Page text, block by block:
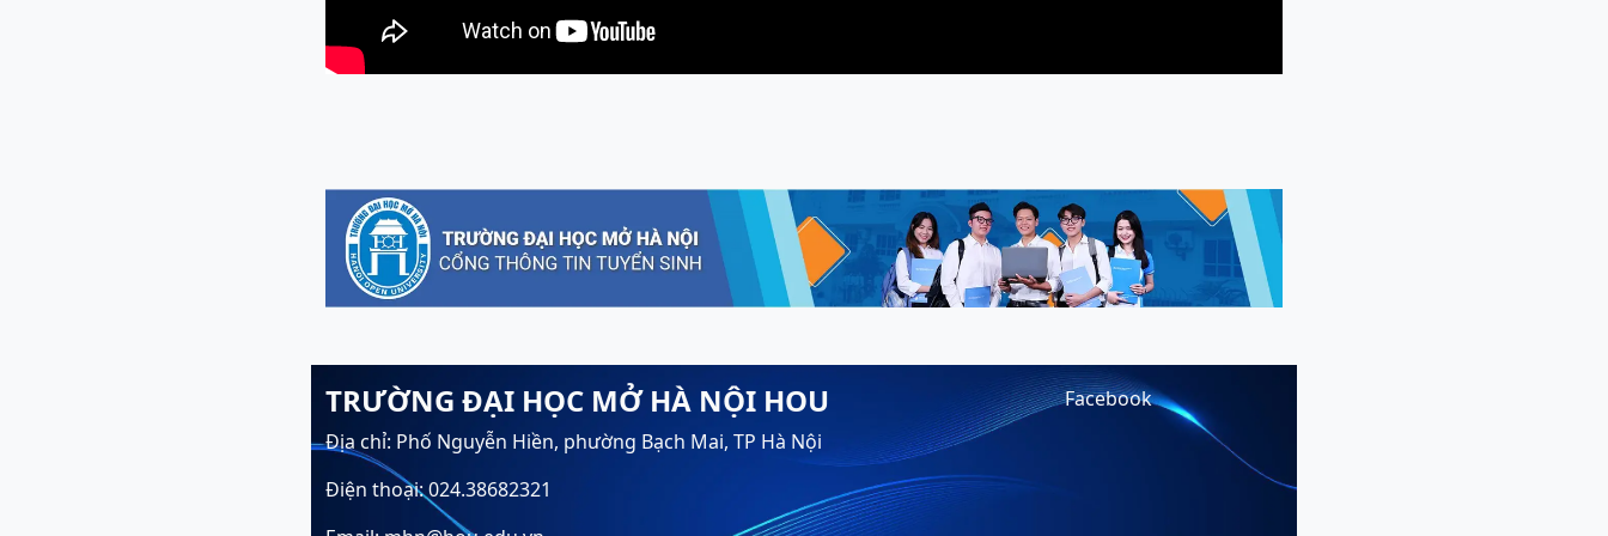
TRƯỜNG ĐẠI HỌC MỞ HÀ NỘI HOU
Địa chỉ: Phố Nguyễn Hiền, phường Bạch Mai, TP Hà Nội
Điện thoại: 024.38682321
Facebook